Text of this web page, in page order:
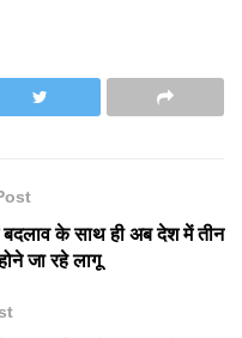
के साथ ही अब देश में तीन
जा रहे लागू